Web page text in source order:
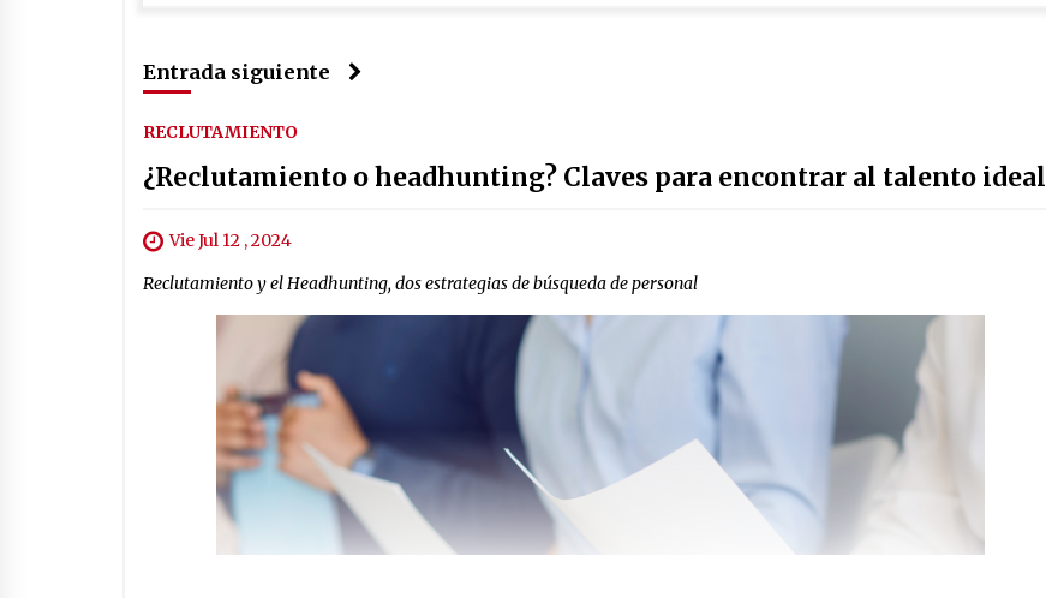
Entrada siguiente
RECLUTAMIENTO
¿Reclutamiento o headhunting? Claves para encontrar al talento ideal
Vie Jul 12 , 2024
Reclutamiento y el Headhunting, dos estrategias de búsqueda de personal